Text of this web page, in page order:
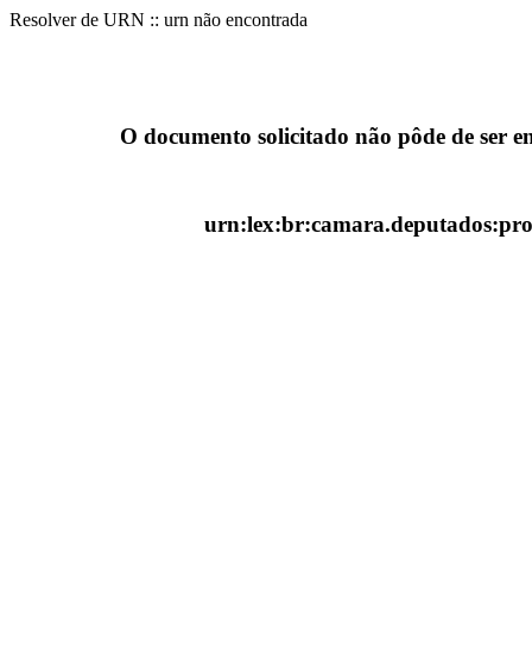
Resolver de URN :: urn não encontrada
O documento solicitado não pôde de ser